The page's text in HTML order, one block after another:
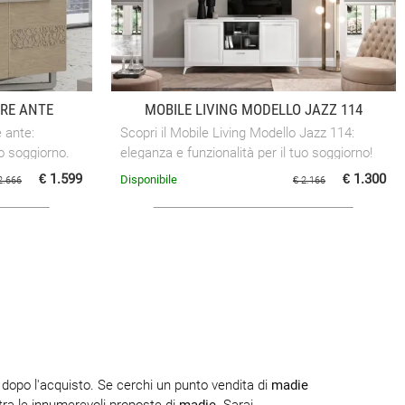
ANTE
ante:
soggiorno.
€ 1.599
MOBILE LIVING MODELLO JAZZ 114
Scopri il Mobile Living Modello Jazz 114:
eleganza e funzionalità per il tuo soggiorno!
€ 2.166 € 1.300
Disponibile
l'acquisto. Se cerchi un punto vendita di madie